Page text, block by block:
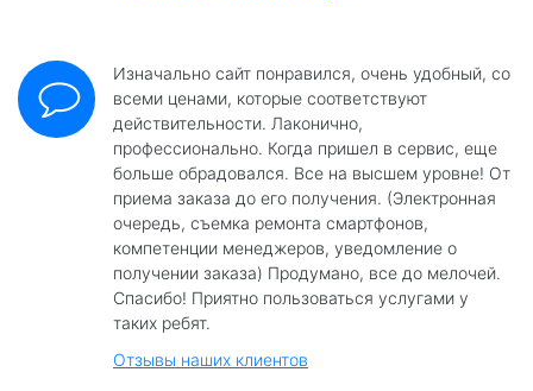
Изначально сайт понравился, очень удобный, со
всеми ценами, которые соответствуют
действительности. Лаконично,
профессионально. Когда пришел в сервис, еще
больше обрадовался. Все на высшем уровне! От
приема заказа до его получения. (Электронная
очередь, съемка ремонта смартфонов,
компетенции менеджеров, уведомление о
получении заказа) Продумано, все до мелочей.
Спасибо! Приятно пользоваться услугами у
таких ребят.
Отзывы наших клиентов